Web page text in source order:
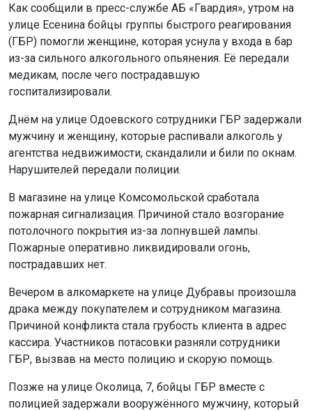
Как сообщили в пресс-службе АБ «Гвардия», утром на
улице Есенина бойцы группы быстрого реагирования
(ГБР) помогли женщине, которая уснула у входа в бар
из-за сильного алкогольного опьянения. Её передали
медикам, после чего пострадавшую
госпитализировали.
Днём на улице Одоевского сотрудники ГБР задержали
мужчину и женщину, которые распивали алкоголь у
агентства недвижимости, скандалили и били по окнам.
Нарушителей передали полиции.
В магазине на улице Комсомольской сработала
пожарная сигнализация. Причиной стало возгорание
потолочного покрытия из-за лопнувшей лампы.
Пожарные оперативно ликвидировали огонь,
пострадавших нет.
Вечером в алкомаркете на улице Дубравы произошла
драка между покупателем и сотрудником магазина.
Причиной конфликта стала грубость клиента в адрес
кассира. Участников потасовки разняли сотрудники
ГБР, вызвав на место полицию и скорую помощь.
Позже на улице Околица, 7, бойцы ГБР вместе с
полицией задержали вооружённого мужчину, который